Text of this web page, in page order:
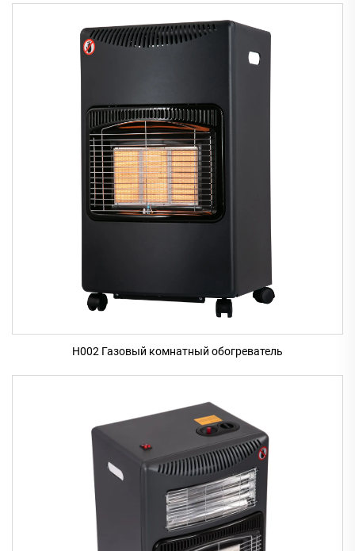
H002 Газовый комнатный обогреватель